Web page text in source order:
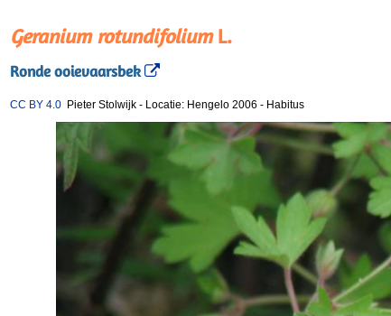
Geranium rotundifoliumL.
Ronde ooievaarsbek
CC BY 4.0 Pieter Stolwijk - Locatie: Hengelo 2006 - Habitus